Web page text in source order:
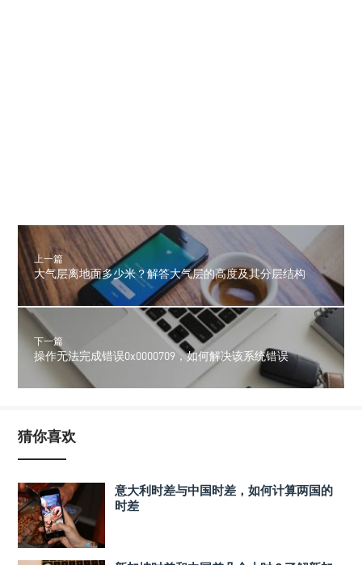
上一篇
大气层离地面多少米？解答大气层的高度及其分层结构
下一篇
操作无法完成错误0x0000709，如何解决该系统错误
猜你喜欢
意大利时差与中国时差，如何计算两国的
时差